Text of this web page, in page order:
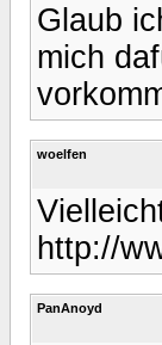
Glaub
mich
woelfen
http://
PanAnoyd